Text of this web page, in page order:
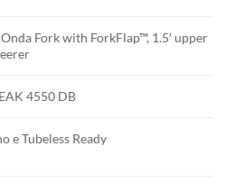
Fork with ForkFlap™, 1.5′ upper
4550 DB
e Tubeless Ready